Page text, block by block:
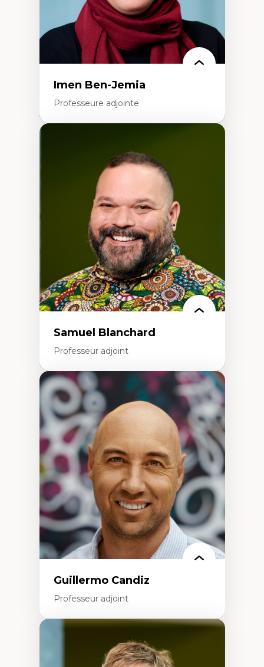
Imen Ben-Jemia
Professeure adjointe
Discours sur la ville et représentations
Mosquées, formes et usages au Canada
Reconnaissance et représentations des
communautés immigrantes dans l'espace
Design architectural et urbain
Patrimoine et patrimonialisation
Études postcoloniales et décolonisation des
savoirs
Samuel Blanchard
Professeur adjoint
Expertises
Didactique des sciences – processus
d’enquête et culture scientifique
Éducation en milieu minoritaire –
construction identitaire et conscience
critique
Technologies éducatives – ludification et
programmation pédagogique
La langue dans toutes les matières –
environnement discursif et langage
scientifique
Guillermo Candiz
Professeur adjoint
Trajectoires migratoires
Migrations forcées